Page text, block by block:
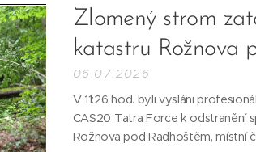
Zlomený strom
katastru Rožnova
06.07.2026
V 11:26 hod. byli vysláni
CAS20 Tatra Force k odstranění
Rožnova pod Radhoštěm, místní